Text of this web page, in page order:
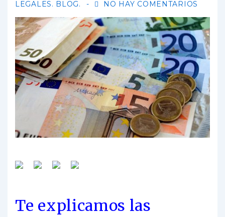
LEGALES. BLOG.
NO HAY COMENTARIOS
Te explicamos las